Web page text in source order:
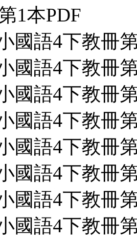
1本PDF
國語4下教冊
國語4下教冊
國語4下教冊
國語4下教冊
國語4下教冊
國語4下教冊
國語4下教冊
國語4下教冊